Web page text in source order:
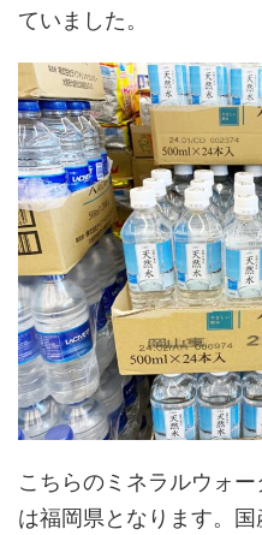
ていました。
こちらのミネラルウォ
は福岡県となります。